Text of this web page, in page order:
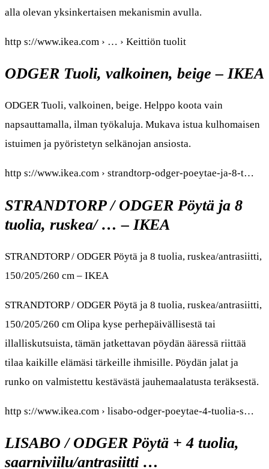
alla olevan yksinkertaisen mekanismin avulla.
http s://www.ikea.com › … › Keittiön tuolit
ODGER Tuoli, valkoinen, beige – IKEA
ODGER Tuoli, valkoinen, beige. Helppo koota vain
napsauttamalla, ilman työkaluja. Mukava istua kulhomaisen
istuimen ja pyöristetyn selkänojan ansiosta.
http s://www.ikea.com › strandtorp-odger-poeytae-ja-8-t…
STRANDTORP / ODGER Pöytä ja 8
tuolia, ruskea/ … – IKEA
STRANDTORP / ODGER Pöytä ja 8 tuolia, ruskea/antrasiitti,
150/205/260 cm – IKEA
STRANDTORP / ODGER Pöytä ja 8 tuolia, ruskea/antrasiitti,
150/205/260 cm Olipa kyse perhepäivällisestä tai
illalliskutsuista, tämän jatkettavan pöydän ääressä riittää
tilaa kaikille elämäsi tärkeille ihmisille. Pöydän jalat ja
runko on valmistettu kestävästä jauhemaalatusta teräksestä.
http s://www.ikea.com › lisabo-odger-poeytae-4-tuolia-s…
LISABO / ODGER Pöytä + 4 tuolia,
saarniviilu/antrasiitti …